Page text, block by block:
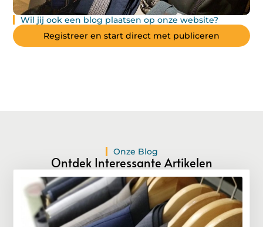
Wil jij ook een blog plaatsen op onze website?
Registreer en start direct met publiceren
Onze Blog
Ontdek Interessante Artikelen